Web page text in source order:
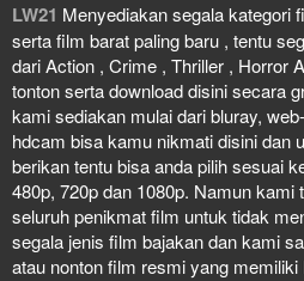
LW21 Menyediakan segala kategori
serta film barat paling baru , tentu
dari Action , Crime , Thriller , Horror
tonton serta download disini secara
kami sediakan mulai dari bluray,
hdcam bisa kamu nikmati disini dan
berikan tentu bisa anda pilih sesuai
480p, 720p dan 1080p. Namun
seluruh penikmat film untuk tidak
segala jenis film bajakan dan kami
atau nonton film resmi yang